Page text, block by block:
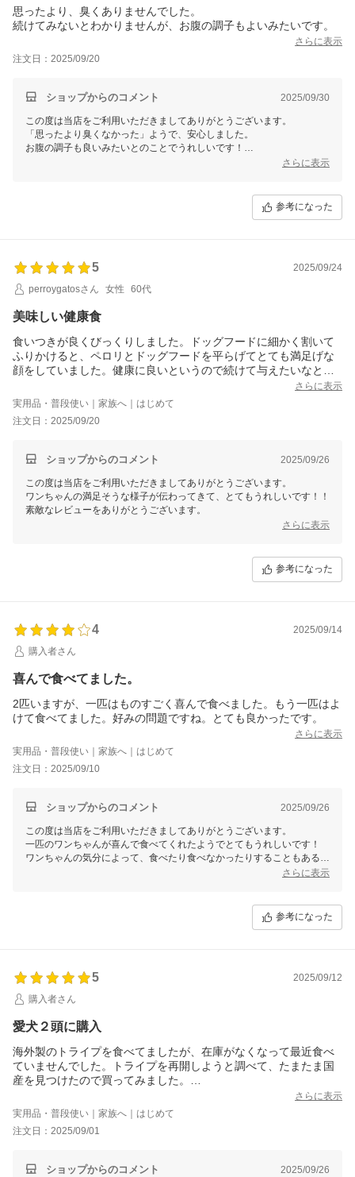
思ったより、臭くありませんでした。
続けてみないとわかりませんが、お腹の調子もよいみたいです。
さらに表示
注文日：2025/09/20
ショップからのコメント 2025/09/30
この度は当店をご利用いただきましてありがとうございます。
「思ったより臭くなかった」ようで、安心しました。
お腹の調子も良いみたいとのことでうれしいです！
さらに表示
参考になった
5
2025/09/24
perroygatosさん
女性 60代
美味しい健康食
食いつきが良くびっくりしました。ドッグフードに細かく割いて
ふりかけると、ペロリとドッグフードを平らげてとても満足げな
顔をしていました。健康に良いというので続けて与えたいなと思
さらに表示
実用品・普段使い｜家族へ｜はじめて
注文日：2025/09/20
ショップからのコメント 2025/09/26
この度は当店をご利用いただきましてありがとうございます。
ワンちゃんの満足そうな様子が伝わってきて、とてもうれしいです！！
素敵なレビューをありがとうございます。
さらに表示
参考になった
4
2025/09/14
購入者さん
喜んで食べてました。
2匹いますが、一匹はものすごく喜んで食べました。もう一匹はよ
けて食べてました。好みの問題ですね。とても良かったです。
さらに表示
実用品・普段使い｜家族へ｜はじめて
注文日：2025/09/10
ショップからのコメント 2025/09/26
この度は当店をご利用いただきましてありがとうございます。
一匹のワンちゃんが喜んで食べてくれたようでとてもうれしいです！
ワンちゃんの気分によって、食べたり食べなかったりすることもあるみ
さらに表示
参考になった
5
2025/09/12
購入者さん
愛犬２頭に購入
海外製のトライプを食べてましたが、在庫がなくなって最近食べ
ていませんでした。トライプを再開しようと調べて、たまたま国
産を見つけたので買ってみました。
トライプの匂いは独特ですが、綺麗なうんちも出るし、体調も良
いので、これからも続けたいと思います。
さらに表示
実用品・普段使い｜家族へ｜はじめて
注文日：2025/09/01
ショップからのコメント 2025/09/26